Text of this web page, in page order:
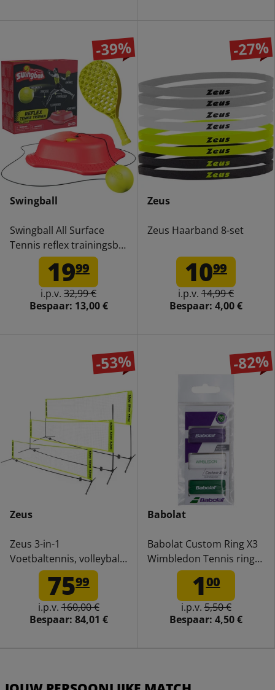
-39%
Swingball
Swingball All Surface
Tennis reflex trainingsbal
1999
i.p.v. 32,99 €
Bespaar: 13,00 €
-27%
Zeus
Zeus Haarband 8-set
1099
i.p.v. 14,99 €
Bespaar: 4,00 €
-53%
Zeus
Zeus 3-in-1
Voetbaltennis, volleybal
en badminton net
7599
i.p.v.160,00 €
Bespaar: 84,01 €
-82%
Babolat
Babolat Custom Ring X3
Wimbledon Tennis ring
710028134100
i.p.v.5,50 €
Bespaar: 4,50 €